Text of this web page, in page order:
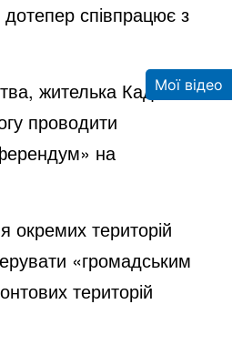
дотепер співпрацює з
жителька Кадіївки
проводити
на
окремих територій
«громадським
територій
Мої відео